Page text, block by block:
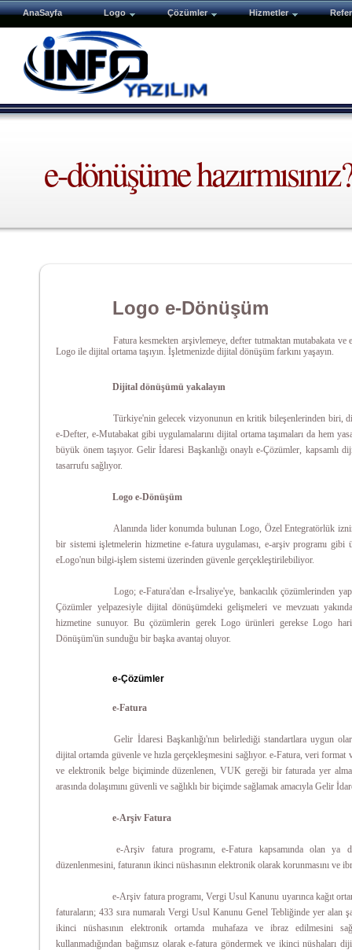
AnaSayfa Logo Çözümler Hizmetler
e-dönüşüme
Logo e-Dönüşüm
Fatura kesmekten arşivlemeye, defter tutmaktan mutabakata
Logo ile dijital ortama taşıyın. İşletmenizde dijital dönüşüm farkını yaşayın.
Dijital dönüşümü yakalayın
Türkiye'nin gelecek vizyonunun en kritik bileşenlerinden biri,
e-Defter, e-Mutabakat gibi uygulamalarını dijital ortama taşımaları da hem
büyük önem taşıyor. Gelir İdaresi Başkanlığı onaylı e-Çözümler, kapsamlı
tasarrufu sağlıyor.
Logo e-Dönüşüm
Alanında lider konumda bulunan Logo, Özel Entegratörlük
bir sistemi işletmelerin hizmetine e-fatura uygulaması, e-arşiv programı
eLogo'nun bilgi-işlem sistemi üzerinden güvenle gerçekleştirilebiliyor.
Logo; e-Fatura'dan e-İrsaliye'ye, bankacılık çözümlerinden
Çözümler yelpazesiyle dijital dönüşümdeki gelişmeleri ve mevzuatı
hizmetine sunuyor. Bu çözümlerin gerek Logo ürünleri gerekse Logo
Dönüşüm'ün sunduğu bir başka avantaj oluyor.
e-Çözümler
e-Fatura
Gelir İdaresi Başkanlığı'nın belirlediği standartlara uygun
dijital ortamda güvenle ve hızla gerçekleşmesini sağlıyor. e-Fatura, veri format
ve elektronik belge biçiminde düzenlenen, VUK gereği bir faturada yer
arasında dolaşımını güvenli ve sağlıklı bir biçimde sağlamak amacıyla Gelir
e-Arşiv Fatura
e-Arşiv fatura programı, e-Fatura kapsamında olan ya
düzenlenmesini, faturanın ikinci nüshasının elektronik olarak korunmasını ve
e-Arşiv fatura programı, Vergi Usul Kanunu uyarınca kağıt
faturaların; 433 sıra numaralı Vergi Usul Kanunu Genel Tebliğinde yer alan
ikinci nüshasının elektronik ortamda muhafaza ve ibraz edilmesini
kullanmadığından bağımsız olarak e-fatura göndermek ve ikinci